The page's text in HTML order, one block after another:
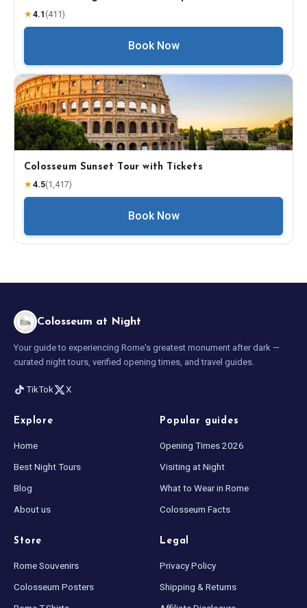
★4.1 (411)
Book Now
Colosseum Sunset Tour with Tickets
★4.5(1,417)
Book Now
Colosseum at Night
Your guide to experiencing Rome's greatest monument after dark —
curated night tours, verified opening times, and travel guides.
TikTok X
Explore
Home
Best Night Tours
Blog
About us
Popular guides
Opening Times 2026
Visiting at Night
What to Wear in Rome
Colosseum Facts
Store
Rome Souvenirs
Colosseum Posters
Legal
Privacy Policy
Shipping & Returns